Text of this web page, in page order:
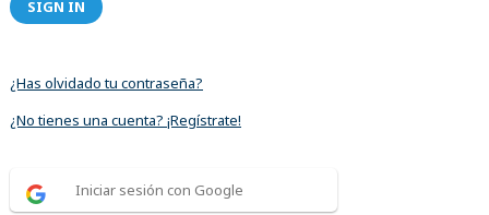
SIGN IN
¿Has olvidado tu contraseña?
¿No tienes una cuenta? ¡Regístrate!
Iniciar sesión con Google